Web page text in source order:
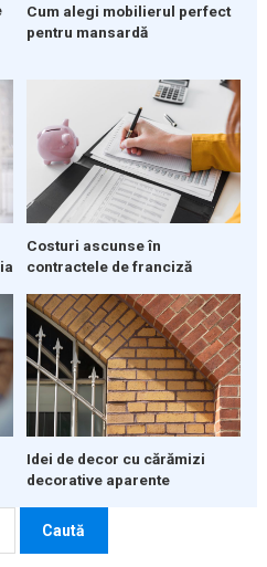
Cum alegi mobilierul perfect
pentru mansardă
Costuri ascunse în
contractele de franciză
Idei de decor cu cărămizi
decorative aparente